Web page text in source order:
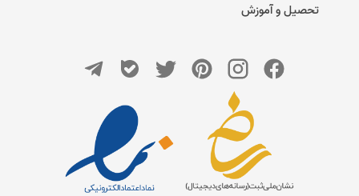
تحصیل و آموزش